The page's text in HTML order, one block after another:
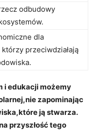
odbudowy
dla
przeciwdziałają
i edukacji możemy
zapominając
ją stwarza.
przyszłość tego